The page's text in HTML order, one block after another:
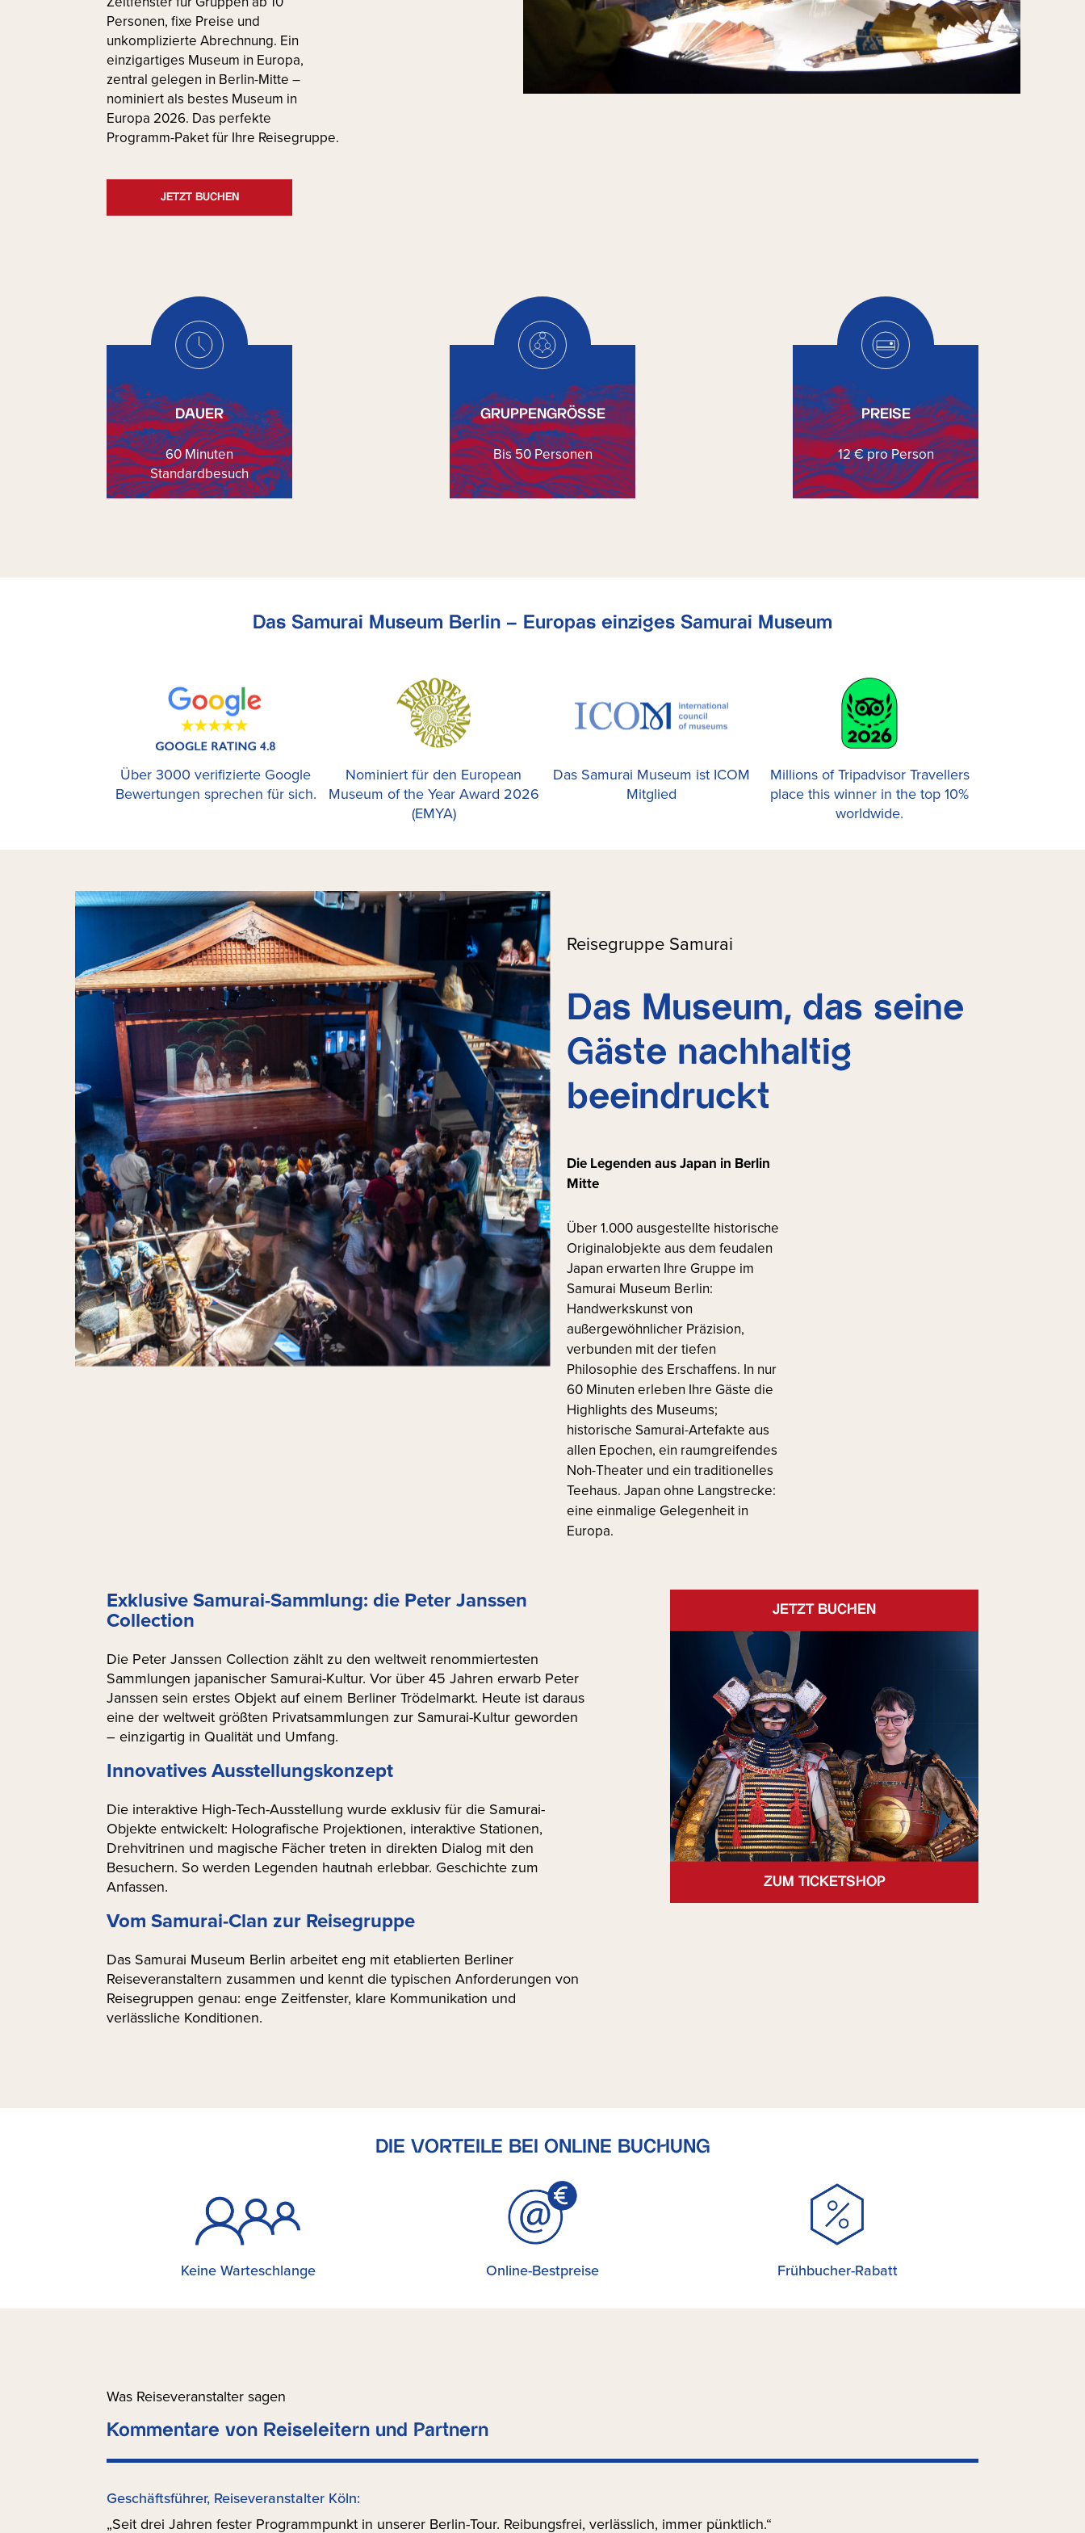
Personen, fixe Preise und
unkomplizierte Abrechnung. Ein
einzigartiges Museum in Europa,
zentral gelegen in Berlin-Mitte –
nominiert als bestes Museum in
Europa 2026. Das perfekte
Programm-Paket für Ihre Reisegruppe.
JETZT BUCHEN
DAUER
60 Minuten
Standardbesuch
GRUPPENGRÖSSE
Bis 50 Personen
PREISE
12 € pro Person
Das Samurai Museum Berlin – Europas einziges Samurai Museum
Über 3000 verifizierte Google
Bewertungen sprechen für sich.
Nominiert für den European
Museum of the Year Award 2026
(EMYA)
Das Samurai Museum ist ICOM
Mitglied
Millions of Tripadvisor Travellers
place this winner in the top 10%
worldwide.
Reisegruppe Samurai
Das Museum, das seine
Gäste nachhaltig
beeindruckt
Die Legenden ausJapan in Berlin
Mitte
Über 1.000 ausgestellte historische
Originalobjekte aus dem feudalen
Japan erwarten Ihre Gruppe im
Samurai Museum Berlin:
Handwerkskunst von
außergewöhnlicher Präzision,
verbunden mit der tiefen
Philosophie des Erschaffens. In nur
60 Minuten erleben Ihre Gäste die
Highlights des Museums;
historische Samurai-Artefakte aus
allen Epochen, ein raumgreifendes
Noh-Theater und ein traditionelles
Teehaus. Japan ohne Langstrecke:
eine einmalige Gelegenheit in
Europa.
Exklusive Samurai-Sammlung: die Peter Janssen
Collection
Die Peter Janssen Collection zählt zu den weltweit renommiertesten
Sammlungen japanischer Samurai-Kultur. Vor über 45 Jahren erwarb Peter
Janssen sein erstes Objekt auf einem Berliner Trödelmarkt. Heute ist daraus
eine der weltweit größten Privatsammlungen zur Samurai-Kultur geworden
– einzigartig in Qualität und Umfang.
Innovatives Ausstellungskonzept
Die interaktive High-Tech-Ausstellung wurde exklusiv für die Samurai-
Objekte entwickelt: Holografische Projektionen, interaktive Stationen,
Drehvitrinen und magische Fächer treten in direkten Dialog mit den
Besuchern. So werden Legenden hautnah erlebbar. Geschichte zum
Anfassen.
Vom Samurai-Clan zur Reisegruppe
Das Samurai Museum Berlin arbeitet eng mit etablierten Berliner
Reiseveranstaltern zusammen und kennt die typischen Anforderungen von
Reisegruppen genau: enge Zeitfenster, klare Kommunikation und
verlässliche Konditionen.
JETZT BUCHEN
ZUM TICKETSHOP
DIE VORTEILE BEI ONLINE BUCHUNG
Keine Warteschlange Online-Bestpreise Frühbucher-Rabatt
Was Reiseveranstalter sagen
Kommentare von Reiseleitern und Partnern
Geschäftsführer, Reiseveranstalter Köln:
„Seit drei Jahren fester Programmpunkt in unserer Berlin-Tour. Reibungsfrei, verlässlich, immer pünktlich.“